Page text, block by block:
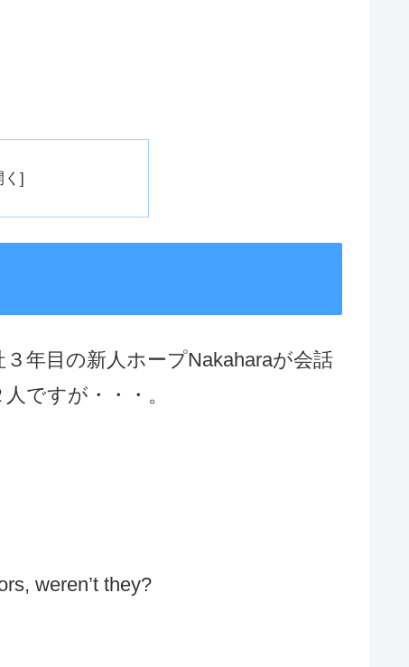
年目の新人ホープNakaharaが会話
ですが・・・。
weren’t they?